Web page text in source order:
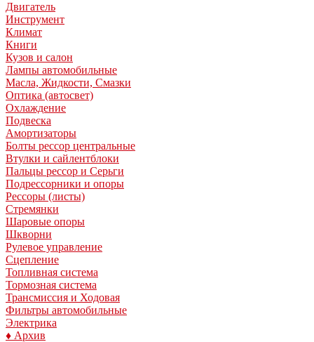
Двигатель
Инструмент
Климат
Книги
Кузов и салон
Лампы автомобильные
Масла, Жидкости, Смазки
Оптика (автосвет)
Охлаждение
Подвеска
Амортизаторы
Болты рессор центральные
Втулки и сайлентблоки
Пальцы рессор и Серьги
Подрессорники и опоры
Рессоры (листы)
Стремянки
Шаровые опоры
Шкворни
Рулевое управление
Сцепление
Топливная система
Тормозная система
Трансмиссия и Ходовая
Фильтры автомобильные
Электрика
♦ Архив